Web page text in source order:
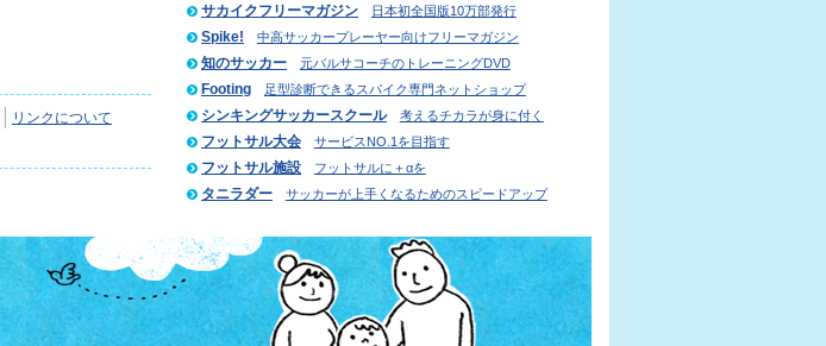
リンクについて
サカイクフリーマガジン 日本初全国版10万部発行
Spike! 中高サッカープレーヤー向けフリーマガジン
知のサッカー 元バルサコーチのトレーニングDVD
Footing 足型診断できるスパイク専門ネットショップ
シンキングサッカースクール 考えるチカラが身に付く
フットサル大会 サービスNO.1を目指す
フットサル施設 フットサルに＋αを
タニラダー サッカーが上手くなるためのスピードアップ